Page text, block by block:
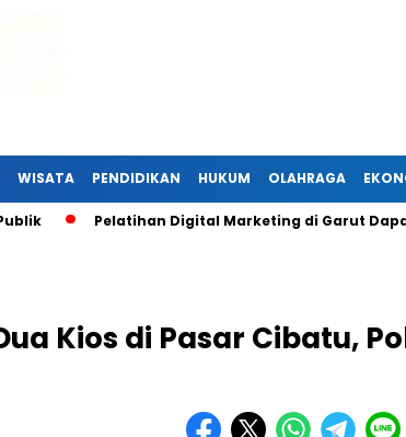
WISATA PENDIDIKAN HUKUM OLAHRAGA
Pelatihan Digital Marketing di Garut Dapat
Kios di Pasar Cibatu,